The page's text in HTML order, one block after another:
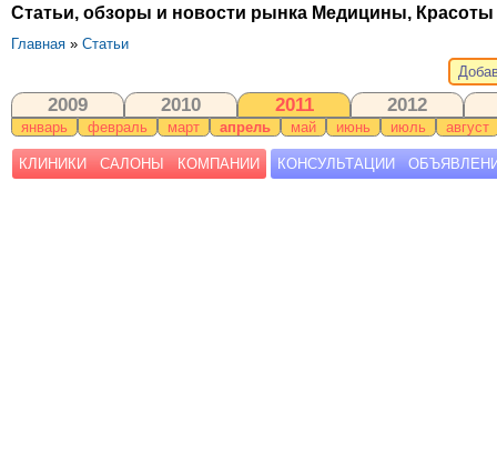
Статьи, обзоры и новости рынка Медицины,
Главная » Статьи
2009 2010 2011 2012
январь февраль март апрель май июнь июль август
КЛИНИКИ САЛОНЫ КОМПАНИИ КОНСУЛЬТАЦИИ